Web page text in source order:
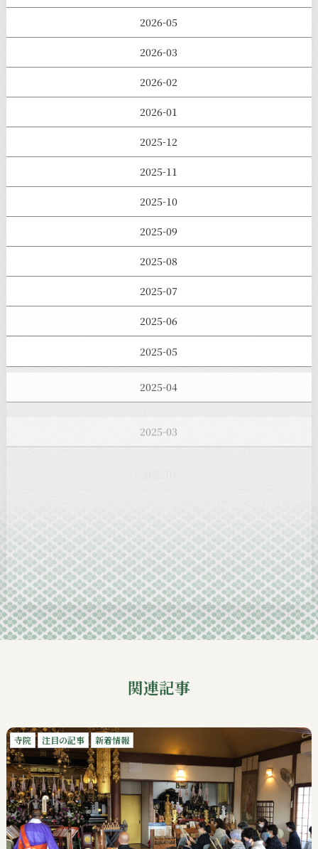
2026-05
2026-03
2026-02
2026-01
2025-12
2025-11
2025-10
2025-09
2025-08
2025-07
2025-06
2025-05
2025-04
2025-02
2024-10
2024-09
関連記事
寺院 注目の記事 新着情報